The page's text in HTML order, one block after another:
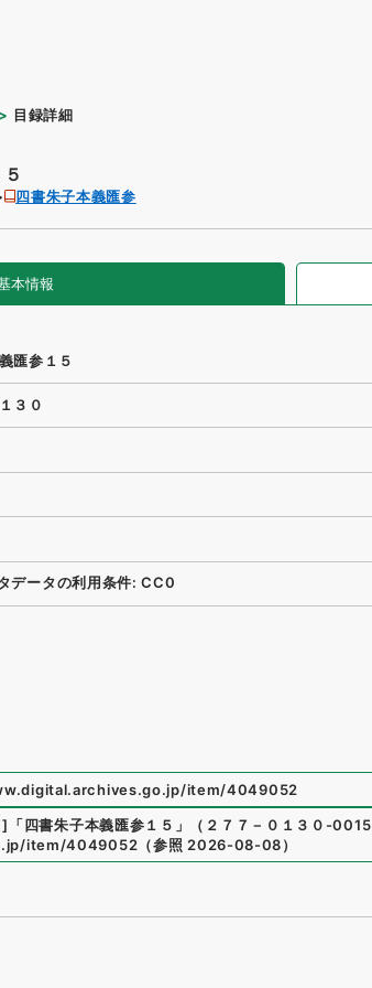
目録詳細
四書朱子本義匯参
本情報
匯参１５
３０
データの利用条件: CC0
item/4049052
「四書朱子本義匯参１５ 」 （ ２７７－０１３０-0015
item/4049052 （参照 2026-08-08）